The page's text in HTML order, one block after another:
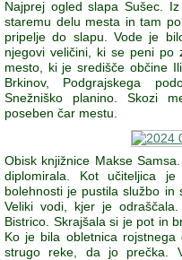
Najprej ogled slapa Sušec. Iz
staremu delu mesta in tam
pripelje do slapu. Vode je
njegovi veličini, ki se peni
mesto, ki je središče občine
Brkinov, Podgrajskega
Snežniško planino. Skozi
poseben čar mestu.
Obisk knjižnice Makse
diplomirala. Kot učiteljica
bolehnosti je pustila službo
Veliki vodi, kjer je
Bistrico. Skrajšala si je pot in
Ko je bila obletnica
strugo reke, da jo prečka.